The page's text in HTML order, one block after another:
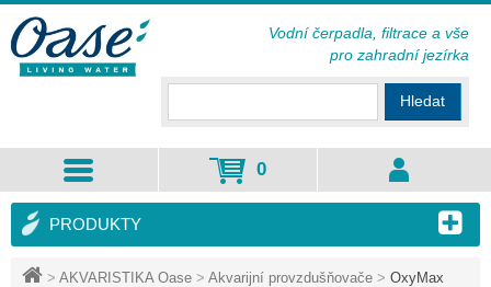
> AKVARISTIKA Oase > Akvarijní provzdušňovače > OxyMax
PRODUKTY
Hledat
0
Vodní čerpadla, filtrace a vše
pro zahradní jezírka